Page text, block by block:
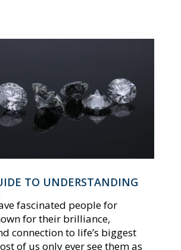
TO UNDERSTANDING
fascinated people for
for their brilliance,
connection to life’s biggest
of us only ever see them as